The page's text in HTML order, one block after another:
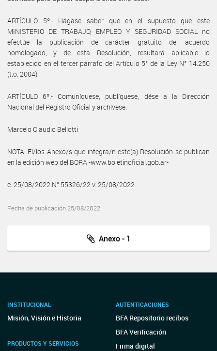
ARTÍCULO 5º.- Hágase saber que en el supuesto que este
MINISTERIO DE TRABAJO, EMPLEO Y SEGURIDAD SOCIAL no
efectúe la publicación de carácter gratuito del acuerdo
homologado, y de esta Resolución, resultará aplicable lo
establecido en el tercer párrafo del Artículo 5° de la Ley N° 14.250
(t.o. 2004).
ARTÍCULO 6º.- Comuníquese, publíquese, dése a la Dirección
Nacional del Registro Oficial y archívese.
Marcelo Claudio Bellotti
NOTA: El/los Anexo/s que integra/n este(a) Resolución se publican
en la edición web del BORA -www.boletinoficial.gob.ar-
e. 25/08/2022 N° 55326/22 v. 25/08/2022
Fecha de publicación 25/08/2022
Anexo - 1
INSTITUCIONAL
Misión, Visión e Historia
PRODUCTOS Y SERVICIOS
AUTENTICACIONES
BFA Repositorio recibos
BFA Verificación
Firma digital